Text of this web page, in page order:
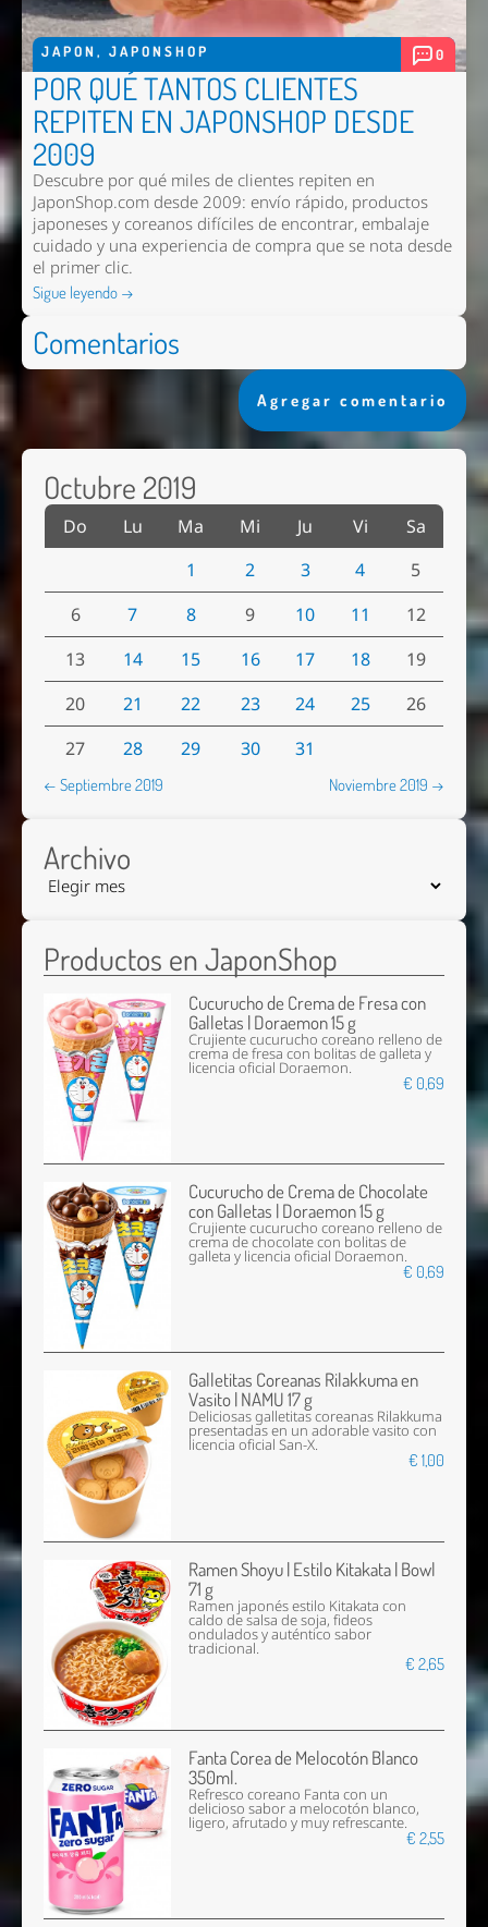
JAPON , JAPONSHOP 0
POR QUÉ TANTOS CLIENTES
REPITEN EN JAPONSHOP DESDE
2009
Descubre por qué miles de clientes repiten en
JaponShop.com desde 2009: envío rápido, productos
japoneses y coreanos difíciles de encontrar, embalaje
cuidado y una experiencia de compra que se nota desde
el primer clic.
Sigue leyendo →
Comentarios
Agregar comentario
Octubre 2019
Do Lu Ma Mi Ju Vi
Sa
1
2 3 4
5
6
7 8 9 10 11
12
13
14 15 16 17 18
19
20
21 22 23 24 25
26
27
28 29 30 31
← Septiembre 2019 Noviembre 2019 →
Archivo
Productos en JaponShop
Cucurucho de Crema de Fresa con
Galletas | Doraemon 15 g
Crujiente cucurucho coreano relleno de
crema de fresa con bolitas de galleta y
licencia oficial Doraemon.
€ 0,69
Cucurucho de Crema de Chocolate
con Galletas | Doraemon 15 g
Crujiente cucurucho coreano relleno de
crema de chocolate con bolitas de
galleta y licencia oficial Doraemon.
€ 0,69
Galletitas Coreanas Rilakkuma en
Vasito | NAMU 17 g
Deliciosas galletitas coreanas Rilakkuma
presentadas en un adorable vasito con
licencia oficial San-X.
€ 1,00
Ramen Shoyu | Estilo Kitakata | Bowl
71 g
Ramen japonés estilo Kitakata con
caldo de salsa de soja, fideos
ondulados y auténtico sabor
tradicional.
€ 2,65
Fanta Corea de Melocotón Blanco
350ml.
Refresco coreano Fanta con un
delicioso sabor a melocotón blanco,
ligero, afrutado y muy refrescante.
€ 2,55